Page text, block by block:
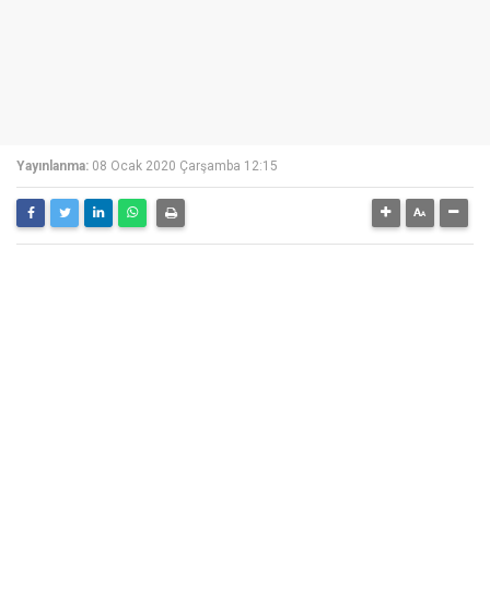
Yayınlanma: 08 Ocak 2020 Çarşamba 12:15